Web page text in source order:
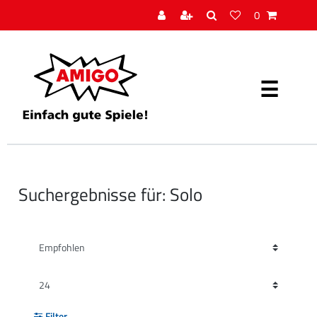
0
Suchergebnisse für: Solo